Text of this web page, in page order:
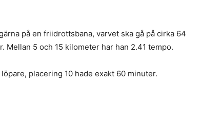
på en friidrottsbana, varvet ska gå på cirka 64
5 och 15 kilometer har han 2.41 tempo.
placering 10 hade exakt 60 minuter.